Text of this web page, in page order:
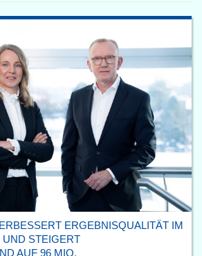
ERGEBNISQUALITÄT IM
UND STEIGERT
AUF 96 MIO.